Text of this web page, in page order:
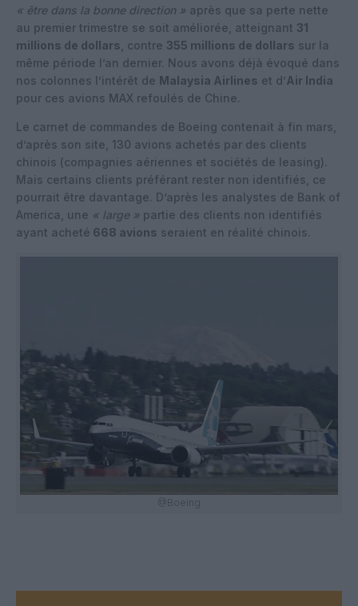
« être dans la bonne direction » après que sa perte nette
au premier trimestre se soit améliorée, atteignant 31
millions de dollars , contre 355 millions de dollars sur la
même période l’an dernier. Nous avons déjà évoqué dans
nos colonnes l’intérêt de Malaysia Airlines et d’Air India
pour ces avions MAX refoulés de Chine.
Le carnet de commandes de Boeing contenait à fin mars,
d’après son site, 130 avions achetés par des clients
chinois (compagnies aériennes et sociétés de leasing).
Mais certains clients préférant rester non identifiés, ce
pourrait être davantage. D’après les analystes de Bank of
America, une « large » partie des clients non identifiés
ayant acheté 668 avions seraient en réalité chinois.
@Boeing